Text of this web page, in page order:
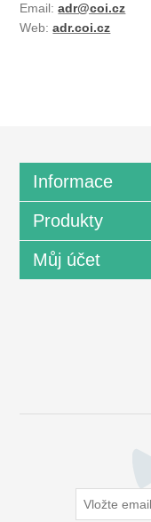
Email:adr@coi.cz
Web:adr.coi.cz
Informace
Produkty
Můj účet